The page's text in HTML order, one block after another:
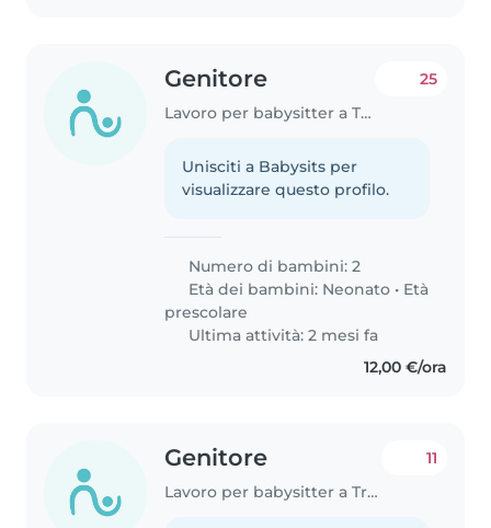
Genitore
Lavoro per babysitter a Treviso
25
Unisciti a Babysits per
visualizzare questo profilo.
Numero di bambini: 2
Età dei bambini: Neonato • Età
prescolare
Ultima attività: 2 mesi fa
12,00 €/ora
Genitore
Lavoro per babysitter a Treviso
11